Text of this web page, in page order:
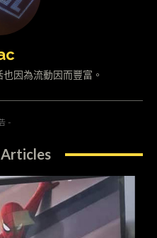
因為流動因而豐富。
-